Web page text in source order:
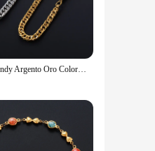
New Trendy Argento Oro Colore Acciaio inossidabile 316L Curb Catena base a maglia cubana Gioielli da polso unisex Regali per uomo Donna